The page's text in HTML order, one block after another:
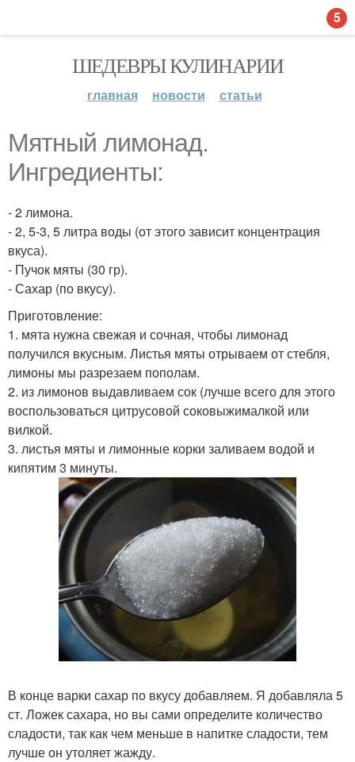
ШЕДЕВРЫ КУЛИНАРИИ
главная новости статьи
Мятный лимонад.
Ингредиенты:
- 2 лимона.
- 2, 5-3, 5 литра воды (от этого зависит концентрация
вкуса).
- Пучок мяты (30 гр).
- Сахар (по вкусу).
Приготовление:
1. мята нужна свежая и сочная, чтобы лимонад
получился вкусным. Листья мяты отрываем от стебля,
лимоны мы разрезаем пополам.
2. из лимонов выдавливаем сок (лучше всего для этого
воспользоваться цитрусовой соковыжималкой или
вилкой.
3. листья мяты и лимонные корки заливаем водой и
кипятим 3 минуты.
В конце варки сахар по вкусу добавляем. Я добавляла 5
ст. Ложек сахара, но вы сами определите количество
сладости, так как чем меньше в напитке сладости, тем
лучше он утоляет жажду.
5